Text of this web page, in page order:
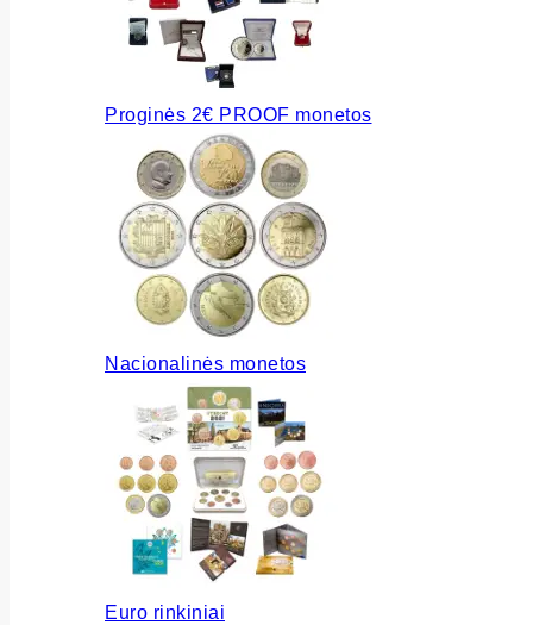
Proginės 2€ PROOF monetos
Nacionalinės monetos
Euro rinkiniai